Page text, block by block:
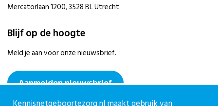
Mercatorlaan 1200, 3528 BL Utrecht
Blijf op de hoogte
Meld je aan voor onze nieuwsbrief.
Aanmelden nieuwsbrief